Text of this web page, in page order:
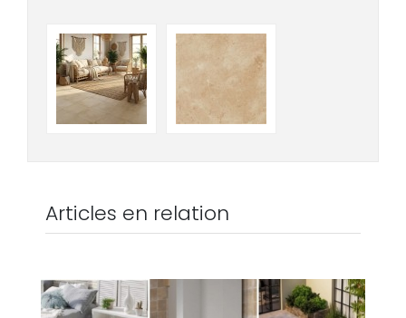
Articles en relation